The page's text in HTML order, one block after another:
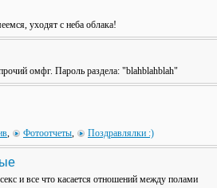
уходят с неба облака!
омфг. Пароль раздела: "blahblahblah"
, Фотоотчеты, Поздравлялки :)
и все что касается отношений между полами